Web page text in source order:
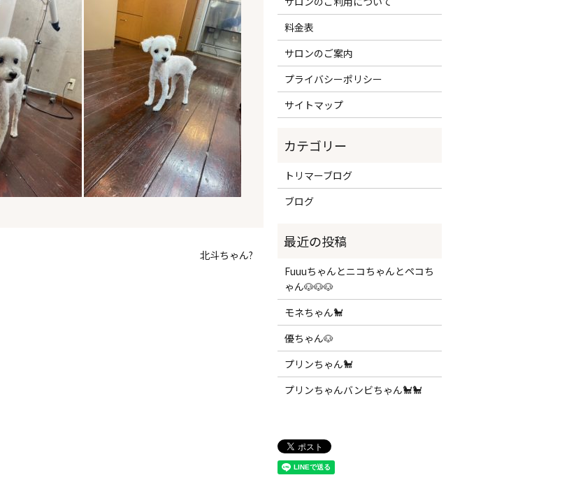
北斗ちゃん?
料金表
サロンのご案内
プライバシーポリシー
サイトマップ
トリマーブログ
ブログ
Fuuuちゃんとニコちゃんとペコち
ゃん🐶🐶🐶
モネちゃん🐩
優ちゃん🐶
プリンちゃん🐩
プリンちゃんバンビちゃん🐩🐩